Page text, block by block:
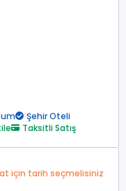
Şehir Oteli
Taksitli Satış
için tarih seçmelisiniz